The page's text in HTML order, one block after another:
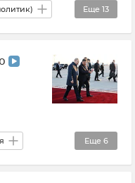
Еще 13
Еще 6